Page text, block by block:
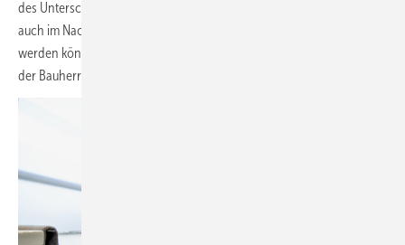
des Unterschrankes zu ermöglichen. Das sind aber alles Faktoren, die
auch im Nachgang – wenn es unbedingt nötig sein sollte – verändert
werden können. Für das Hier und Jetzt war der optische Anspruch
der Bauherren entscheidend.